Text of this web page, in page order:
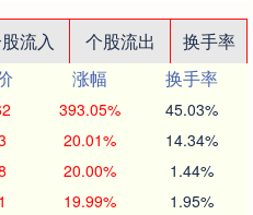
流入 个股流出
换手率
涨幅
换手率
393.05% 45.03%
20.01% 14.34%
20.00% 1.44%
19.99% 1.95%